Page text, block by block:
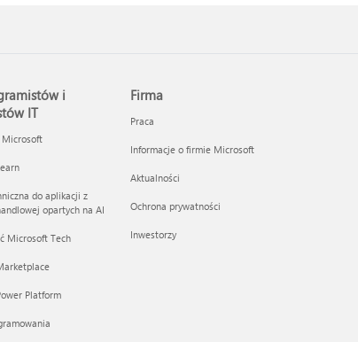
i
IT
do aplikacji z
opartych na AI
Microsoft Tech
Platform
Firma
Praca
Informacje o firmie Microsoft
Aktualności
Ochrona prywatności
Inwestorzy